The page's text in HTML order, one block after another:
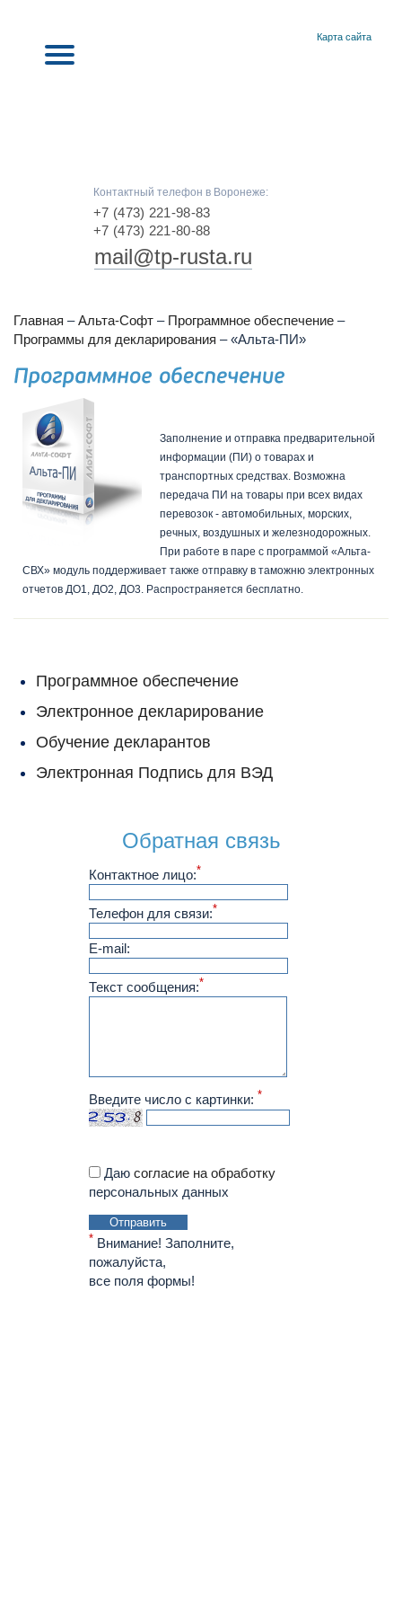
Карта сайта
Контактный телефон в Воронеже:
+7 (473) 221-98-83
+7 (473) 221-80-88
mail@tp-rusta.ru
Главная – Альта-Софт – Программное обеспечение –
Программы для декларирования –«Альта-ПИ»
Заполнение и отправка предварительной
информации (ПИ) о товарах и
транспортных средствах. Возможна
передача ПИ на товары при всех видах
перевозок - автомобильных, морских,
речных, воздушных и железнодорожных.
При работе в паре с программой «Альта-
СВХ» модуль поддерживает также отправку в таможню электронных
отчетов ДО1, ДО2, ДО3. Распространяется бесплатно.
Программное обеспечение
Электронное декларирование
Обучение декларантов
Электронная Подпись для ВЭД
Обратная связь
Контактное лицо:*
Телефон для связи:*
E-mail:
Текст сообщения:*
Введите число с картинки: *
Даю согласие на обработку
персональных данных
Отправить
* Внимание! Заполните,
пожалуйста,
все поля формы!